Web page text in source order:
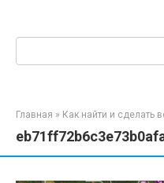
Поиск:
Главная » Как найти и сделать